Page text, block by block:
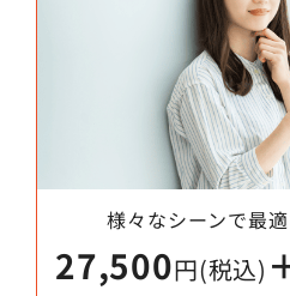
様々なシーンで最
27,500円(税込)